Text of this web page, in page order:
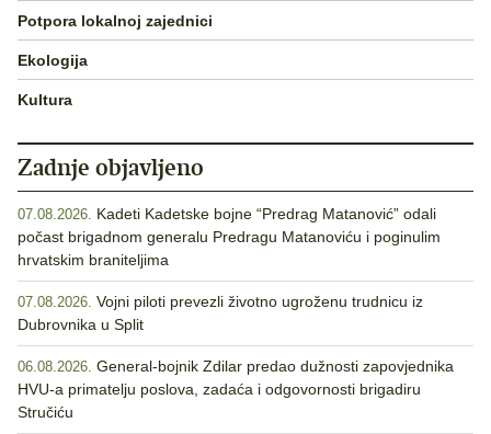
Potpora lokalnoj zajednici
Ekologija
Kultura
Zadnje objavljeno
07.08.2026. Kadeti Kadetske bojne “Predrag Matanović” odali
počast brigadnom generalu Predragu Matanoviću i poginulim
hrvatskim braniteljima
07.08.2026. Vojni piloti prevezli životno ugroženu trudnicu iz
Dubrovnika u Split
06.08.2026. General-bojnik Zdilar predao dužnosti zapovjednika
HVU-a primatelju poslova, zadaća i odgovornosti brigadiru
Stručiću